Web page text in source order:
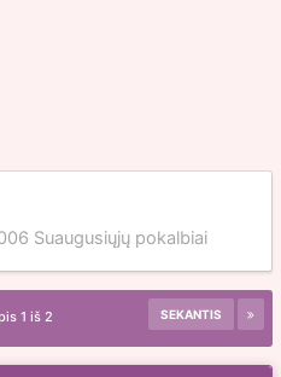
Suaugusiųjų pokalbiai
SEKANTIS
1 iš 2